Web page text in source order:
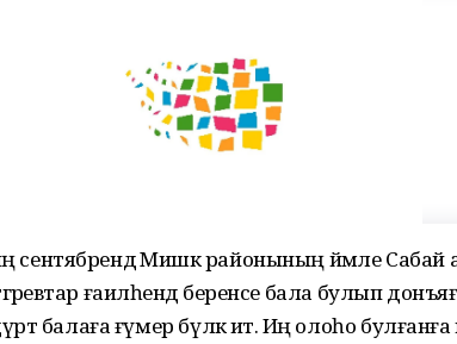
сентябрендә Мишкә районының йәмле
ғаиләһендә беренсе бала булып
балаға ғүмер бүләк итә. Иң олоһо булғанға